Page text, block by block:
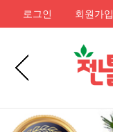
로그인 회원가입